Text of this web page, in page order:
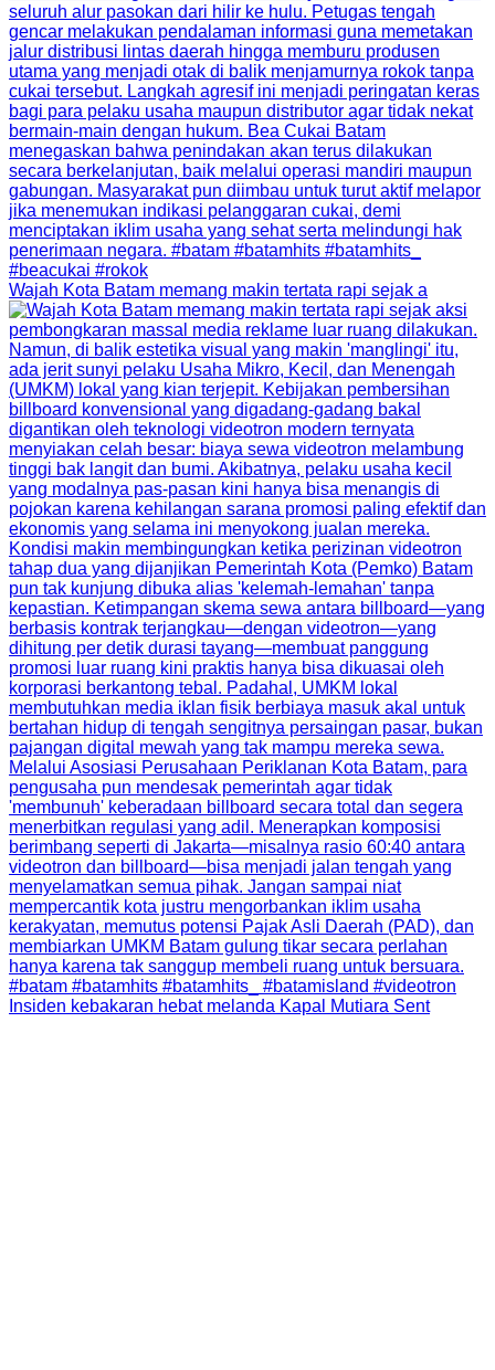
Wajah Kota Batam memang makin tertata rapi sejak a
Insiden kebakaran hebat melanda Kapal Mutiara Sent